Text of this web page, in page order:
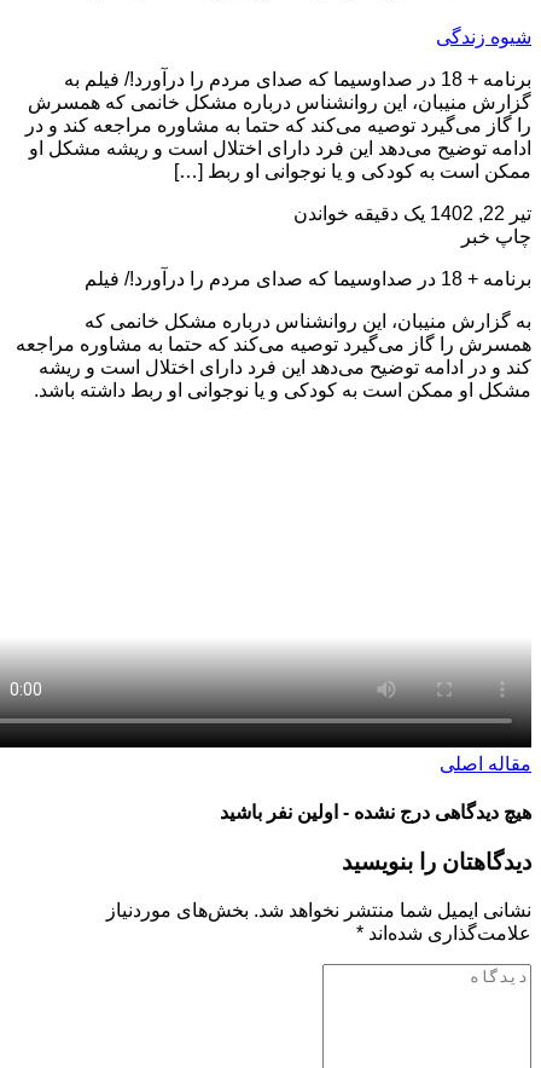
برنامه + 18 در صداوسیما که صدای مردم را درآورد!/ فیلم به
منیبان، این روانشناس درباره مشکل خانمی که همسرش
می‌گیرد توصیه می‌کند که حتما به مشاوره مراجعه کند و در
توضیح می‌دهد این فرد دارای اختلال است و ریشه مشکل او
است به کودکی و یا نوجوانی او ربط […]
یک دقیقه خواندن
را درآورد!/ فیلم
منیبان، این روانشناس درباره مشکل خانمی که
را گاز می‌گیرد توصیه می‌کند که حتما به مشاوره مراجعه
در ادامه توضیح می‌دهد این فرد دارای اختلال است و ریشه
او ممکن است به کودکی و یا نوجوانی او ربط داشته باشد.
اصلی
درج نشده - اولین نفر باشید
را بنویسید
ایمیل شما منتشر نخواهد شد. بخش‌های موردنیاز
شده‌اند*